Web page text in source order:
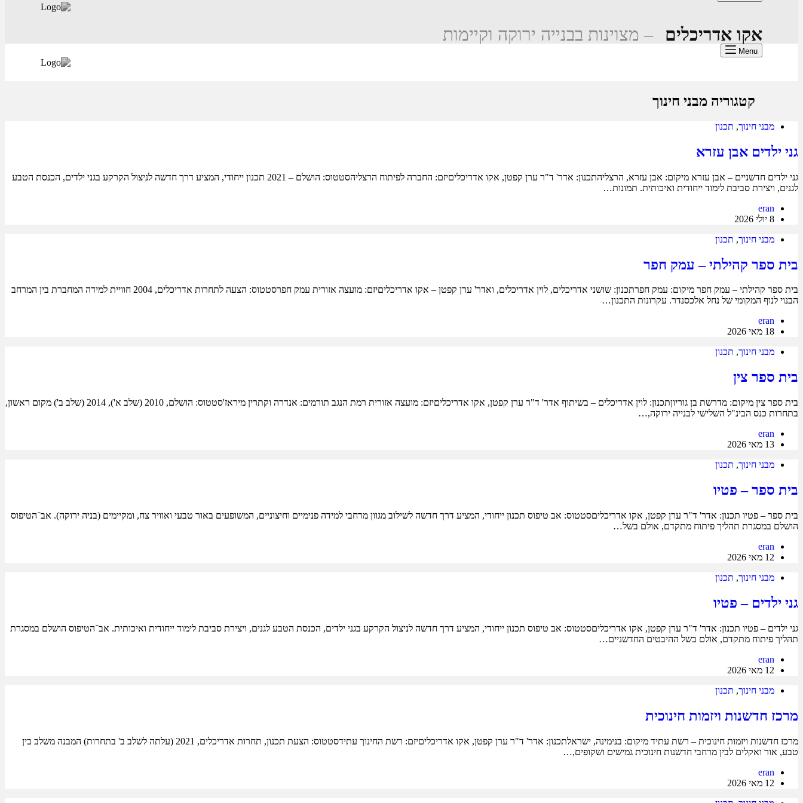
אקו אדריכלים – מצוינות בבנייה ירוקה וקיימות
Menu
קטגוריה מבני חינוך
מבני חינוך, תכנון
גני ילדים אבן עזרא
גני ילדים חדשניים – אבן עזרא מיקום: אבן עזרא, הרצליהתכנון: אדר' ד"ר ערן קפטן, אקו אדריכליםיזם: החברה לפיתוח הרצליהסטטוס: הושלם – 2021 תכנון ייחודי, המציע דרך חדשה לניצול הקרקע בגני ילדים, הכנסת הטבע
לגנים, ויצירת סביבת לימוד ייחודית ואיכותית. תמונות…
eran
8 יולי 2026
מבני חינוך, תכנון
בית ספר קהילתי – עמק חפר
בית ספר קהילתי – עמק חפר מיקום: עמק חפרתכנון: שושני אדריכלים, לוין אדריכלים, ואדר' ערן קפטן – אקו אדריכליםיזם: מועצה אזורית עמק חפרסטטוס: הצעה לתחרות אדריכלים, 2004 חוויית למידה המחברת בין המרחב
הבנוי לנוף המקומי של נחל אלכסנדר. עקרונות התכנון…
eran
18 מאי 2026
מבני חינוך, תכנון
בית ספר צין
בית ספר צין מיקום: מדרשת בן גוריוןתכנון: לוין אדריכלים – בשיתוף אדר' ד"ר ערן קפטן, אקו אדריכליםיזם: מועצה אזורית רמת הנגב תורמים: אנדרה וקתרין מיראז'סטטוס: הושלם, 2010 (שלב א'), 2014 (שלב ב') מקום ראשון,
בתחרות כנס הבינ"ל השלישי לבנייה ירוקה,…
eran
13 מאי 2026
מבני חינוך, תכנון
בית ספר – פטיו
בית ספר – פטיו תכנון: אדר' ד"ר ערן קפטן, אקו אדריכליםסטטוס: אב טיפוס תכנון ייחודי, המציע דרך חדשה לשילוב מגוון מרחבי למידה פנימיים וחיצוניים, המשופעים באור טבעי ואוויר צח, ומקיימים (בניה ירוקה). אב־הטיפוס
הושלם במסגרת תהליך פיתוח מתקדם, אולם בשל…
eran
12 מאי 2026
מבני חינוך, תכנון
גני ילדים – פטיו
גני ילדים – פטיו תכנון: אדר' ד"ר ערן קפטן, אקו אדריכליםסטטוס: אב טיפוס תכנון ייחודי, המציע דרך חדשה לניצול הקרקע בגני ילדים, הכנסת הטבע לגנים, ויצירת סביבת לימוד ייחודית ואיכותית. אב־הטיפוס הושלם במסגרת
תהליך פיתוח מתקדם, אולם בשל ההיבטים החדשניים…
eran
12 מאי 2026
מבני חינוך, תכנון
מרכז חדשנות ויזמות חינוכית
מרכז חדשנות ויזמות חינוכית – רשת עתיד מיקום: בנימינה, ישראלתכנון: אדר' ד"ר ערן קפטן, אקו אדריכליםיזם: רשת החינוך עתידסטטוס: הצעת תכנון, תחרות אדריכלים, 2021 (עלתה לשלב ב' בתחרות) המבנה משלב בין
טבע, אור ואקלים לבין מרחבי חדשנות חינוכית גמישים ושקופים,…
eran
12 מאי 2026